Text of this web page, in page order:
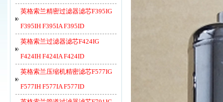
英格索兰精密过滤器滤芯F395IG
F395IH F395IA F395ID
英格索兰过滤器滤芯F424IG
F424IH F424IA F424ID
英格索兰压缩机精密滤芯F577IG
F577IH F577IA F577ID